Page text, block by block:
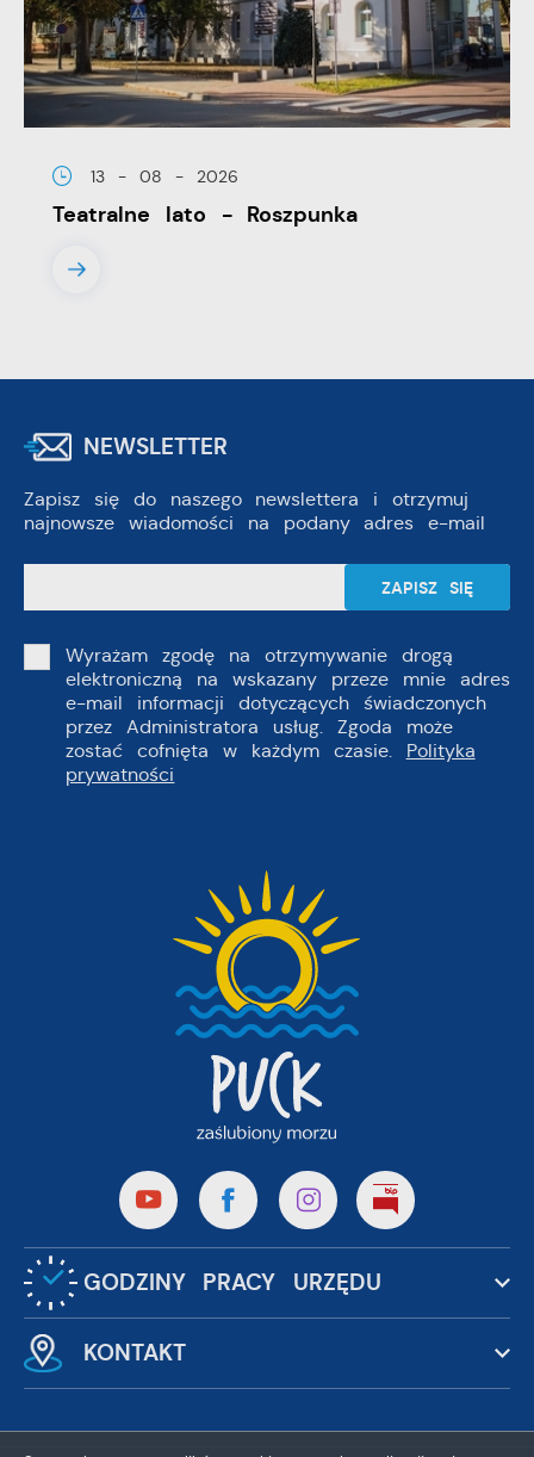
13 - 08 - 2026
Teatralne lato - Roszpunka
NEWSLETTER
Zapisz się do naszego newslettera i otrzymuj
najnowsze wiadomości na podany adres e-mail
Wyrażam zgodę na otrzymywanie drogą
elektroniczną na wskazany przeze mnie adres
e-mail informacji dotyczących świadczonych
przez Administratora usług. Zgoda może
zostać cofnięta w każdym czasie. Polityka
prywatności
GODZINY PRACY URZĘDU
KONTAKT